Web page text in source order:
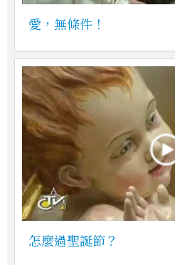
愛，無條件！
怎麼過聖誕節？